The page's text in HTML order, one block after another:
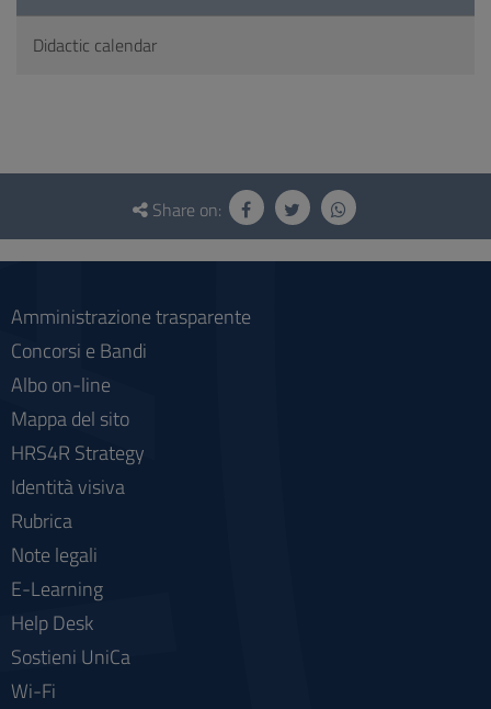
Didactic calendar
Questionnaire
social
Share on:
Amministrazione trasparente
Concorsi e Bandi
Albo on-line
Mappa del sito
HRS4R Strategy
Identità visiva
Rubrica
Note legali
E-Learning
Help Desk
Sostieni UniCa
Wi-Fi